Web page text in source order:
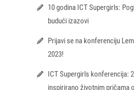
10 godina ICT Supergirls:
budući izazovi
Prijavi se na konferenciju
2023!
ICT Supergirls konferencija:
inspirirano životnim pričama